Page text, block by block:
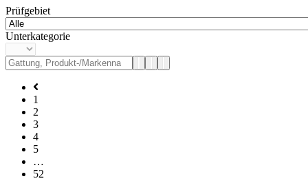
Prüfgebiet
Unterkategorie
1
2
3
4
5
…
52